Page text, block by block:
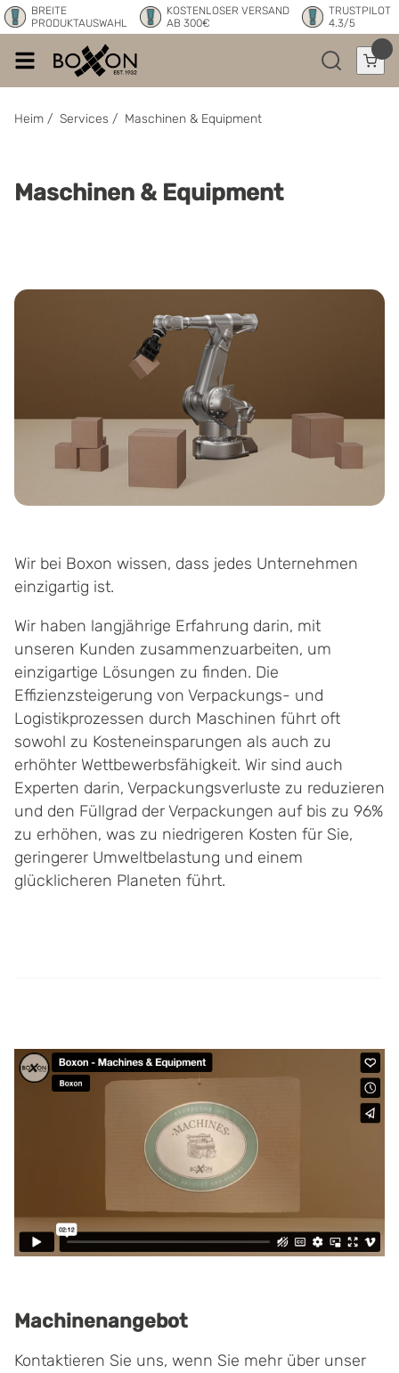
BREITE
PRODUKTAUSWAHL
KOSTENLOSER VERSAND
AB 300€
TRUSTPILOT
4.3/5
Heim / Services / Maschinen & Equipment
Maschinen & Equipment
Wir bei Boxon wissen, dass jedes Unternehmen
einzigartig ist.
Wir haben langjährige Erfahrung darin, mit
unseren Kunden zusammenzuarbeiten, um
einzigartige Lösungen zu finden. Die
Effizienzsteigerung von Verpackungs- und
Logistikprozessen durch Maschinen führt oft
sowohl zu Kosteneinsparungen als auch zu
erhöhter Wettbewerbsfähigkeit. Wir sind auch
Experten darin, Verpackungsverluste zu reduzieren
und den Füllgrad der Verpackungen auf bis zu 96%
zu erhöhen, was zu niedrigeren Kosten für Sie,
geringerer Umweltbelastung und einem
glücklicheren Planeten führt.
Machinenangebot
Kontaktieren Sie uns, wenn Sie mehr über unser